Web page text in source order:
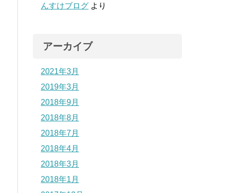
んすけブログ より
アーカイブ
2021年3月
2019年3月
2018年9月
2018年8月
2018年7月
2018年4月
2018年3月
2018年1月